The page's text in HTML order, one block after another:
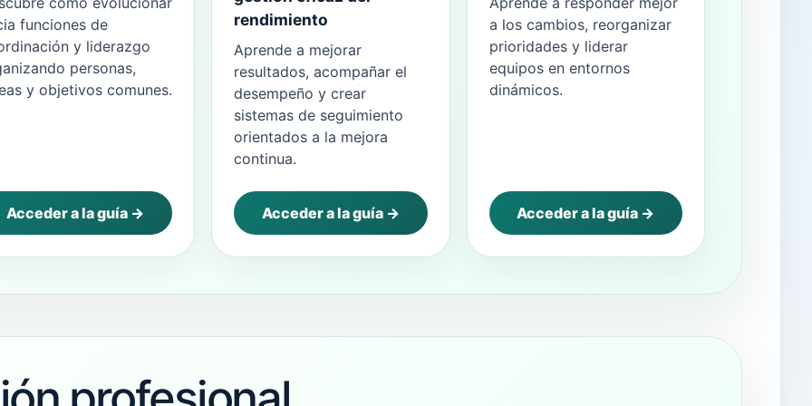
funciones de
y liderazgo
personas,
y objetivos comunes.
Acceder a la guía →
rendimiento
Aprende a mejorar
resultados, acompañar el
desempeño y crear
sistemas de seguimiento
orientados a la mejora
continua.
Acceder a la guía →
a los cambios, reorganizar
prioridades y liderar
equipos en entornos
dinámicos.
Acceder a la guía →